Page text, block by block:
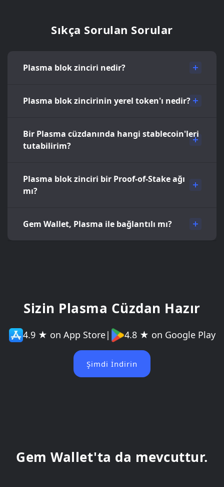
Sıkça Sorulan Sorular
Plasma blok zinciri nedir?
Plasma blok zincirinin yerel token'ı nedir?
Bir Plasma cüzdanında hangi stablecoin'leri
tutabilirim?
Plasma blok zinciri bir Proof-of-Stake ağı
mı?
Gem Wallet, Plasma ile bağlantılı mı?
Sizin Plasma Cüzdan Hazır
4.9 ★ on App Store| 4.8 ★ on Google Play
Şimdi İndirin
Gem Wallet'ta da mevcuttur.